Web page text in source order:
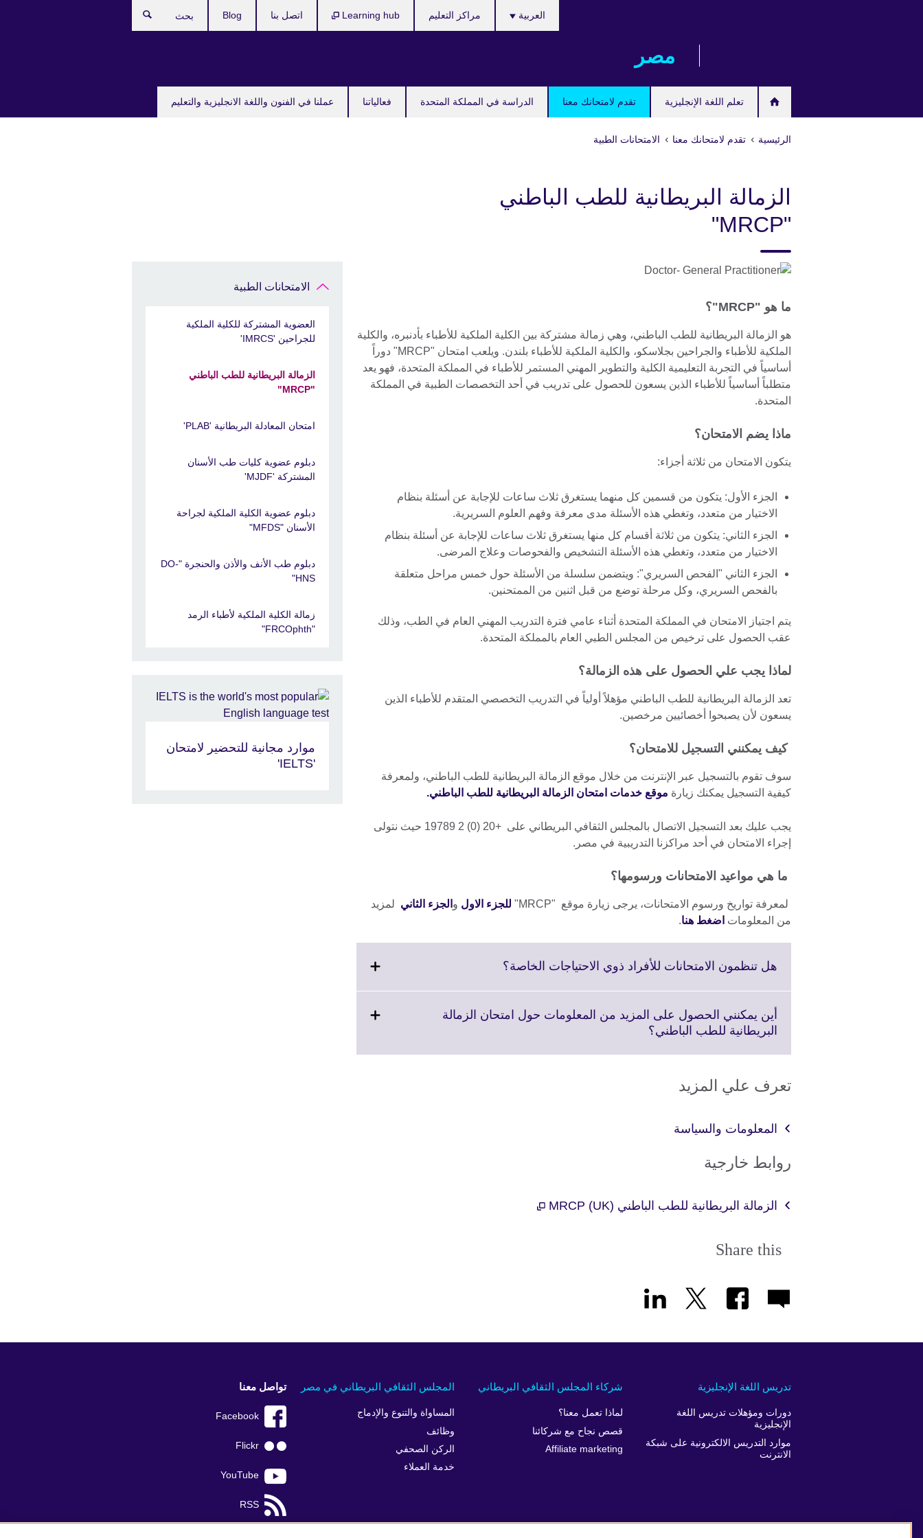
مصر‎
تعلم اللغة الإنجليزية تقدم لامتحانك معنا الدراسة في المملكة المتحدة فعالياتنا عملنا في الفنون واللغة الانجليزية والتعليم
العربية مراكز التعليم Learning hub اتصل بنا Blog
الرئيسية تقدم لامتحانك معنا الامتحانات الطبية
الزمالة البريطانية للطب الباطني
"MRCP"
ما هو "MRCP"؟
هو الزمالة البريطانية للطب الباطني، وهي زمالة مشتركة بين الكلية الملكية للأطباء بأدنبره، والكلية
الملكية للأطباء والجراحين بجلاسكو، والكلية الملكية للأطباء بلندن. ويلعب امتحان "MRCP" دوراً
أساسياً في التجربة التعليمية الكلية والتطوير المهني المستمر للأطباء في المملكة المتحدة، فهو يعد
متطلباً أساسياً للأطباء الذين يسعون للحصول على تدريب في أحد التخصصات الطبية في المملكة
المتحدة.
ماذا يضم الامتحان؟
يتكون الامتحان من ثلاثة أجزاء:
الجزء الأول: يتكون من قسمين كل منهما يستغرق ثلاث ساعات للإجابة عن أسئلة بنظام
الاختيار من متعدد، وتغطي هذه الأسئلة مدى معرفة وفهم العلوم السريرية.
الجزء الثاني: يتكون من ثلاثة أقسام كل منها يستغرق ثلاث ساعات للإجابة عن أسئلة بنظام
الاختيار من متعدد، وتغطي هذه الأسئلة التشخيص والفحوصات وعلاج المرضى.
الجزء الثاني "الفحص السريري": ويتضمن سلسلة من الأسئلة حول خمس مراحل متعلقة
بالفحص السريري، وكل مرحلة توضع من قبل اثنين من الممتحنين.
يتم اجتياز الامتحان في المملكة المتحدة أثناء عامي فترة التدريب المهني العام في الطب، وذلك
عقب الحصول على ترخيص من المجلس الطبي العام بالمملكة المتحدة.
لماذا يجب علي الحصول على هذه الزمالة؟
تعد الزمالة البريطانية للطب الباطني مؤهلاً أولياً في التدريب التخصصي المتقدم للأطباء الذين
يسعون لأن يصبحوا أخصائيين مرخصين.
كيف يمكنني التسجيل للامتحان؟
سوف تقوم بالتسجيل عبر الإنترنت من خلال موقع الزمالة البريطانية للطب الباطني، ولمعرفة
كيفية التسجيل يمكنك زيارة موقع خدمات امتحان الزمالة البريطانية للطب الباطني.
يجب عليك بعد التسجيل الاتصال بالمجلس الثقافي البريطاني على +20 (0) 2 19789 حيث نتولى
إجراء الامتحان في أحد مراكزنا التدريبية في مصر.
ما هي مواعيد الامتحانات ورسومها؟
لمعرفة تواريخ ورسوم الامتحانات، يرجى زيارة موقع "MRCP" للجزء الاول و الجزء الثاني لمزيد
من المعلومات اضغط هنا.
هل تنظمون الامتحانات للأفراد ذوي الاحتياجات الخاصة؟
More
أين يمكنني الحصول على المزيد من المعلومات حول امتحان الزمالة
البريطانية للطب الباطني؟
تعرف علي المزيد
المعلومات والسياسة
روابط خارجية
الزمالة البريطانية للطب الباطني (MRCP (UK
Share this
الامتحانات الطبية
العضوية المشتركة للكلية الملكية
للجراحين 'IMRCS'
الزمالة البريطانية للطب الباطني
"MRCP"
امتحان المعادلة البريطانية 'PLAB'
دبلوم عضوية كليات طب الأسنان
المشتركة 'MJDF'
دبلوم عضوية الكلية الملكية لجراحة
الأسنان "MFDS"
دبلوم طب الأنف والأذن والحنجرة "DO-
HNS"
زمالة الكلية الملكية لأطباء الرمد
"FRCOphth"
موارد مجانية للتحضير لامتحان
'IELTS'
المجلس الثقافي البريطاني في مصر
المساواة والتنوع والإدماج
وظائف
الركن الصحفي
خدمة العملاء
شركاء المجلس الثقافي البريطاني
لماذا تعمل معنا؟
قصص نجاح مع شركائنا
Affiliate marketing
تدريس اللغة الإنجليزية
دورات ومؤهلات تدريس اللغة
الإنجليزية
موارد التدريس الالكترونية على شبكة
الانترنت
تواصل معنا
Facebook
Flickr
YouTube
RSS